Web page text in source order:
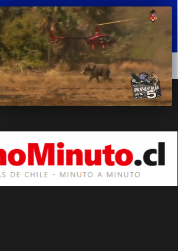
NOTICIERO POLÍTICA